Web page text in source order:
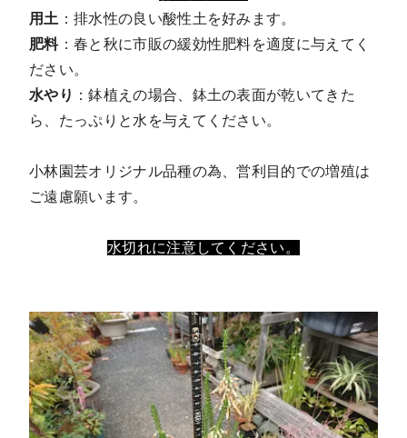
用土 ：排水性の良い酸性土を好みます。
肥料：春と秋に市販の緩効性肥料を適度に与えてく
ださい。
水やり ：鉢植えの場合、鉢土の表面が乾いてきた
ら、たっぷりと水を与えてください。
小林園芸オリジナル品種の為、営利目的での増殖は
ご遠慮願います。
水切れに注意してください。